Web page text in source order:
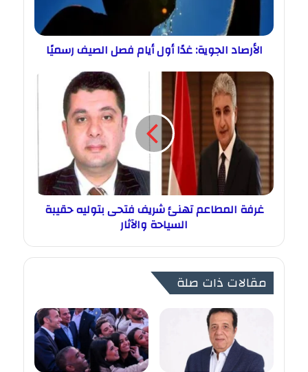
الأرصاد الجوية: غدًا أول أيام فصل الصيف رسميًا
غرفة المطاعم تهنئ شريف فتحى بتوليه حقيبة
السياحة والآثار
مقالات ذات صلة